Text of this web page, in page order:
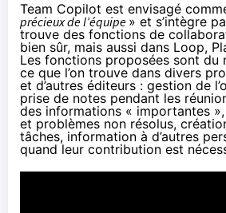
Team Copilot est envisagé
précieux de l’équipe » et s’intègre
trouve des fonctions de
bien sûr, mais aussi dans Loop,
Les fonctions proposées sont du
ce que l’on trouve dans divers
et d’autres éditeurs : gestion de
prise de notes pendant les
des informations « importantes
et problèmes non résolus,
tâches, information à d’autres
quand leur contribution est